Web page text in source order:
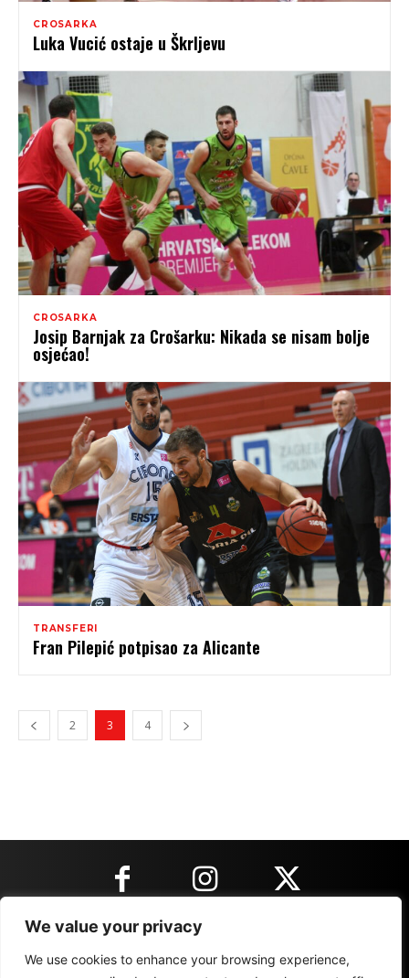
We value your privacy
We use cookies to enhance your browsing experience,
CROSARKA
Luka Vucić ostaje u Škrljevu
CROSARKA
Josip Barnjak za Crošarku: Nikada se nisam bolje
osjećao!
TRANSFERI
Fran Pilepić potpisao za Alicante
2 3 4
KONTAKT INFORMACIJE